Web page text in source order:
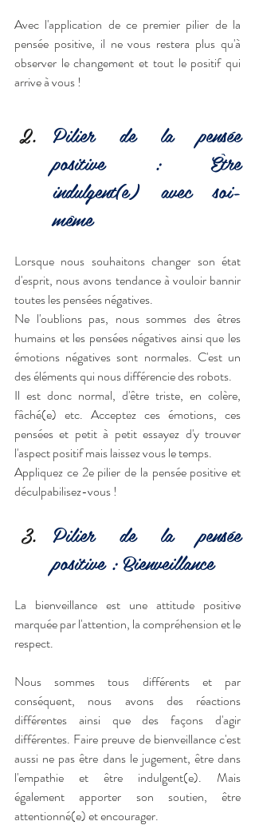
Avec l'application de ce premier pilier de la
pensée positive, il ne vous restera plus qu'à
observer le changement et tout le positif qui
arrive à vous !
Pilier de la pensée
positive : Être
indulgent(e) avec soi-
même
Lorsque nous souhaitons changer son état
d'esprit, nous avons tendance à vouloir bannir
toutes les pensées négatives.
Ne l'oublions pas, nous sommes des êtres
humains et les pensées négatives ainsi que les
émotions négatives sont normales. C'est un
des éléments qui nous différencie des robots.
Il est donc normal, d'être triste, en colère,
fâché(e) etc. Acceptez ces émotions, ces
pensées et petit à petit essayez d'y trouver
l'aspect positif mais laissez vous le temps.
Appliquez ce 2e pilier de la pensée positive et
déculpabilisez-vous !
Pilier de la pensée
positive : Bienveillance
La bienveillance est une attitude positive
marquée par l'attention, la compréhension et le
respect.
Nous sommes tous différents et par
conséquent, nous avons des réactions
différentes ainsi que des façons d'agir
différentes. Faire preuve de bienveillance c'est
aussi ne pas être dans le jugement, être dans
l'empathie et être indulgent(e). Mais
également apporter son soutien, être
attentionné(e) et encourager.